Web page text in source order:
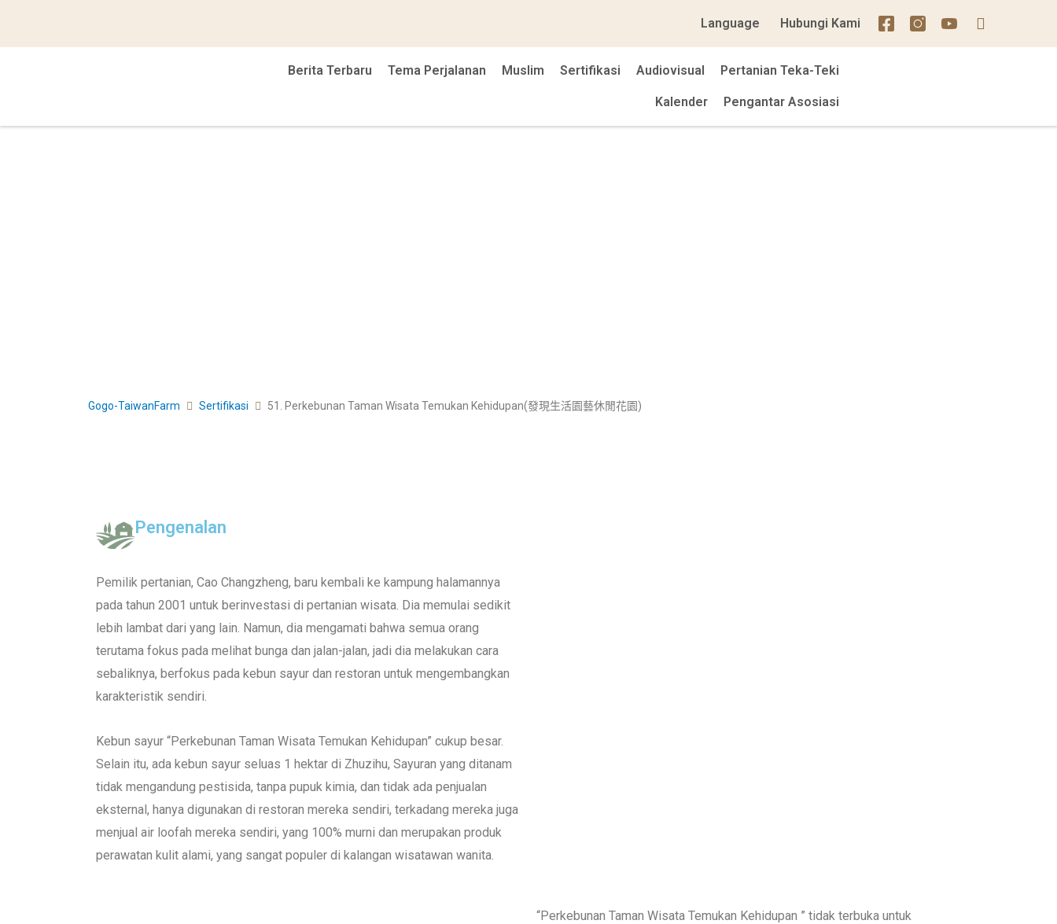
Language Hubungi Kami
Berita Terbaru Tema Perjalanan Muslim Sertifikasi Audiovisual Pertanian Teka-Teki
Kalender Pengantar Asosiasi
Gogo-TaiwanFarm Sertifikasi 51. Perkebunan Taman Wisata Temukan Kehidupan(發現生活園藝休閒花園)
Pengenalan
Pemilik pertanian, Cao Changzheng, baru kembali ke kampung halamannya
pada tahun 2001 untuk berinvestasi di pertanian wisata. Dia memulai sedikit
lebih lambat dari yang lain. Namun, dia mengamati bahwa semua orang
terutama fokus pada melihat bunga dan jalan-jalan, jadi dia melakukan cara
sebaliknya, berfokus pada kebun sayur dan restoran untuk mengembangkan
karakteristik sendiri.
Kebun sayur “Perkebunan Taman Wisata Temukan Kehidupan” cukup besar.
Selain itu, ada kebun sayur seluas 1 hektar di Zhuzihu, Sayuran yang ditanam
tidak mengandung pestisida, tanpa pupuk kimia, dan tidak ada penjualan
eksternal, hanya digunakan di restoran mereka sendiri, terkadang mereka juga
menjual air loofah mereka sendiri, yang 100% murni dan merupakan produk
perawatan kulit alami, yang sangat populer di kalangan wisatawan wanita.
“Perkebunan Taman Wisata Temukan Kehidupan ” tidak terbuka untuk